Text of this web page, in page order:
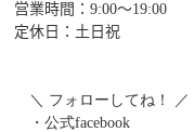
営業時間：9:00〜19:00
定休日：土日祝
＼ フォローしてね！ ／
・公式facebook